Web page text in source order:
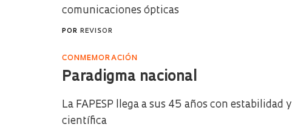
comunicaciones ópticas
POR REVISOR
CONMEMORACIÓN
Paradigma nacional
La FAPESP llega a sus 45 años con
científica